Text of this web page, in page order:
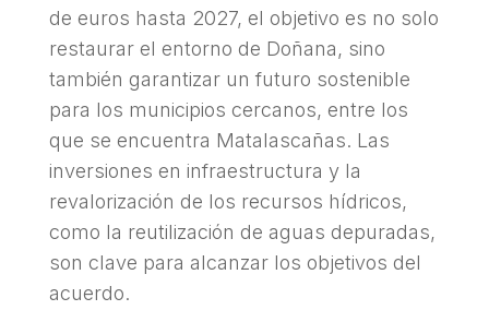
de euros hasta 2027, el objetivo es no solo
restaurar el entorno de Doñana, sino
también garantizar un futuro sostenible
para los municipios cercanos, entre los
que se encuentra Matalascañas. Las
inversiones en infraestructura y la
revalorización de los recursos hídricos,
como la reutilización de aguas depuradas,
son clave para alcanzar los objetivos del
acuerdo.